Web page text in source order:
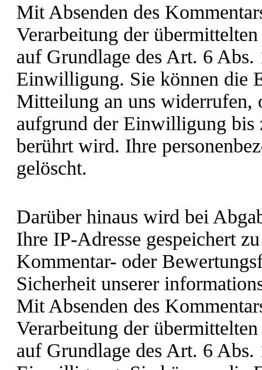
Mit Absenden des
Verarbeitung der
auf Grundlage des Art. 6
Einwilligung. Sie können die
Mitteilung an uns widerrufen,
aufgrund der Einwilligung bis
berührt wird. Ihre
gelöscht.
Darüber hinaus wird bei
Ihre IP-Adresse gespeichert
Kommentar- oder
Sicherheit unserer
Mit Absenden des
Verarbeitung der
auf Grundlage des Art. 6